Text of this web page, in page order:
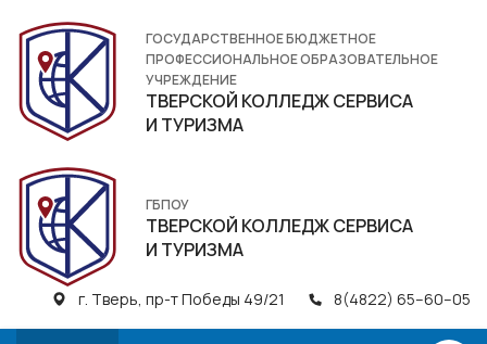
ГОСУДАРСТВЕННОЕ БЮДЖЕТНОЕ
ПРОФЕССИОНАЛЬНОЕ ОБРАЗОВАТЕЛЬНОЕ
УЧРЕЖДЕНИЕ
ТВЕРСКОЙ КОЛЛЕДЖ СЕРВИСА
И ТУРИЗМА
ГБПОУ
ТВЕРСКОЙ КОЛЛЕДЖ СЕРВИСА
И ТУРИЗМА
г. Тверь, пр-т Победы 49/21 8(4822) 65–60–05